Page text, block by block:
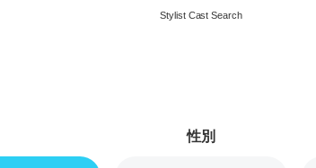
Stylist Cast Search